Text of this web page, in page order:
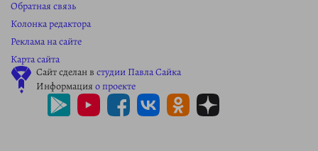
Обратная связь
Колонка редактора
Реклама на сайте
Карта сайта
Сайт сделан в студии Павла Сайка
Информация о проекте